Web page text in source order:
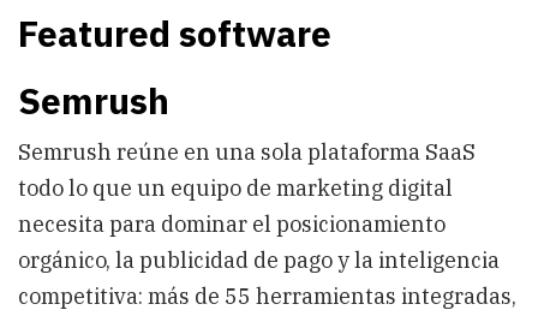
Featured software
Semrush
Semrush reúne en una sola plataforma SaaS
todo lo que un equipo de marketing digital
necesita para dominar el posicionamiento
orgánico, la publicidad de pago y la inteligencia
competitiva: más de 55 herramientas integradas,